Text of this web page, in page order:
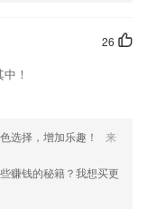
户运营的云平台。
习效果评估，调整学习
涂鸦角色，鼓励孩子从
26
！
选择，增加乐趣！
来
赚钱的秘籍？我想买更